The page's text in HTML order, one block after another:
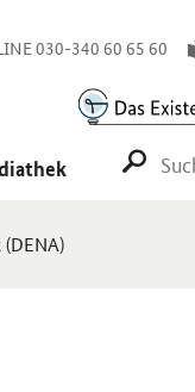
030-340 60 65 60
(DENA)